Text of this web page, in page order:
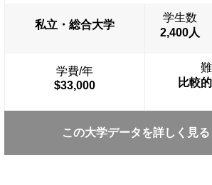
私立・総合大学
学生数
2,400人
学費/年
$33,000
比較
この大学データを詳しく見